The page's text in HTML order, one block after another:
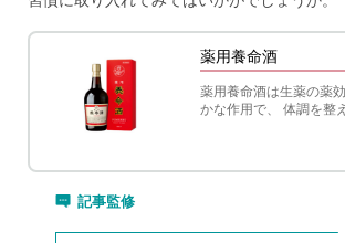
薬用養命酒
薬用養命酒は生薬の薬
かな作用で、 体調を整
記事監修